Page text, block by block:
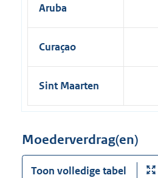
Aruba
Curaçao
Sint Maarten
Moederverdrag(en)
Toon volledige tabel